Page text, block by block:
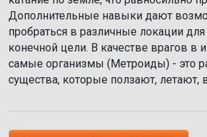
Дополнительные навыки дают
пробраться в различные локации
конечной цели. В качестве врагов в
самые организмы (Метроиды) - это
существа, которые ползают, летают,